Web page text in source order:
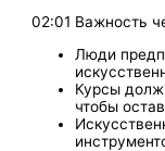
02:01 Важность
Люди
Курсы
чтобы